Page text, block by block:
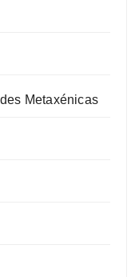
Metaxénicas